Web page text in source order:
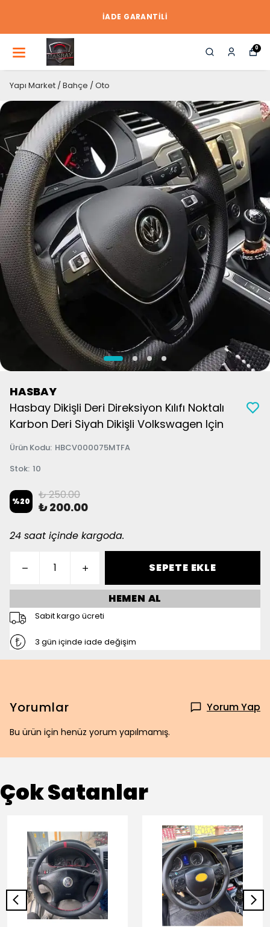
İADE GARANTİLİ
0
Yapı Market / Bahçe / Oto
HASBAY
Hasbay Dikişli Deri Direksiyon Kılıfı Noktalı
Karbon Deri Siyah Dikişli Volkswagen Için
Ürün Kodu: HBCV000075MTFA
Stok: 10
%20 ₺ 250.00
₺ 200.00
24 saat içinde kargoda.
SEPETE EKLE
HEMEN AL
Sabit kargo ücreti
3 gün içinde iade değişim
Yorumlar Yorum Yap
Bu ürün için henüz yorum yapılmamış.
Çok Satanlar